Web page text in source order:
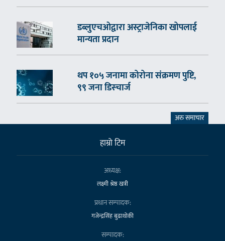
डब्लुएचओद्वारा अस्ट्राजेनिका खोपलाई
मान्यता प्रदान
थप १०५ जनामा कोरोना संक्रमण पुष्टि,
९९ जना डिस्चार्ज
अरु समाचार
हाम्राे टिम
अध्यक्ष:
लक्ष्मी श्रेष्ठ खत्री
प्रधान सम्पादक:
गजेन्द्रसिंह बुढाथोकी
सम्पादक: